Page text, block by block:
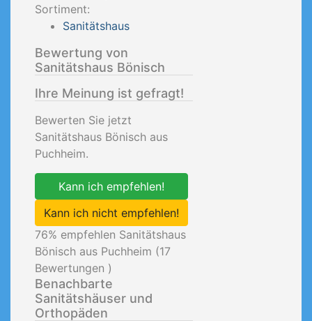
Sortiment:
Sanitätshaus
Bewertung von
Sanitätshaus Bönisch
Ihre Meinung ist gefragt!
Bewerten Sie jetzt
Sanitätshaus Bönisch aus
Puchheim.
Kann ich empfehlen!
Kann ich nicht empfehlen!
76% empfehlen Sanitätshaus
Bönisch aus Puchheim (17
Bewertungen )
Benachbarte
Sanitätshäuser und
Orthopäden